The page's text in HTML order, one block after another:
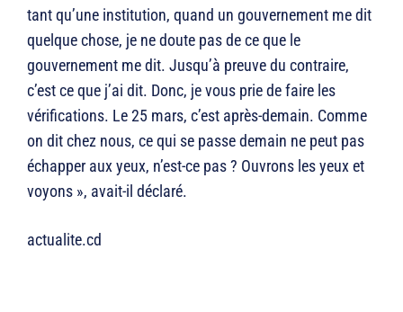
tant qu’une institution, quand un gouvernement me dit
quelque chose, je ne doute pas de ce que le
gouvernement me dit. Jusqu’à preuve du contraire,
c’est ce que j’ai dit. Donc, je vous prie de faire les
vérifications. Le 25 mars, c’est après-demain. Comme
on dit chez nous, ce qui se passe demain ne peut pas
échapper aux yeux, n’est-ce pas ? Ouvrons les yeux et
voyons », avait-il déclaré.
actualite.cd